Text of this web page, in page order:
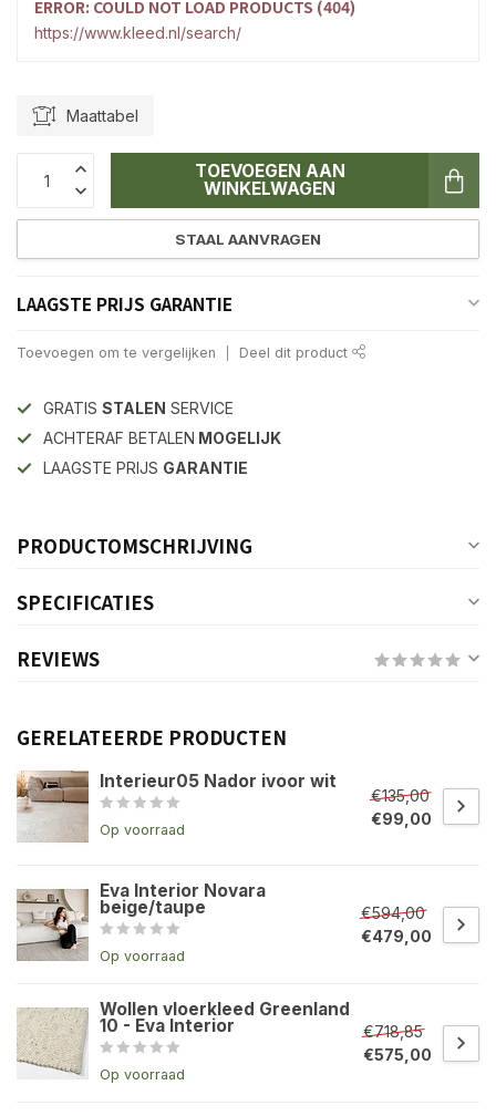
ERROR: COULD NOT LOAD PRODUCTS (404)
https://www.kleed.nl/search/
Maattabel
TOEVOEGEN AAN
WINKELWAGEN
STAAL AANVRAGEN
LAAGSTE PRIJS GARANTIE
Toevoegen om te vergelijken Deel dit product
GRATIS STALEN SERVICE
ACHTERAF BETALEN MOGELIJK
LAAGSTE PRIJS GARANTIE
PRODUCTOMSCHRIJVING
SPECIFICATIES
REVIEWS
GERELATEERDE PRODUCTEN
Interieur05 Nador ivoor wit
Op voorraad
€135,00
€99,00
Eva Interior Novara
beige/taupe
Op voorraad
€594,00
€479,00
Wollen vloerkleed Greenland
10 - Eva Interior
Op voorraad
€718,85
€575,00